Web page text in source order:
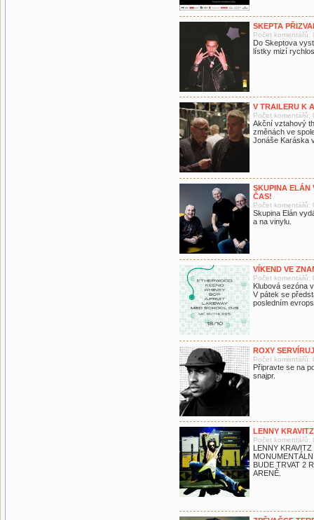
SKEPTA
Počet komentářů:
Do Skeptova
lístky mizí
V TRAILERU K
Počet komentářů:
Akční vztahový
změnách ve
Jonáše Karáska
SKUPINA ELÁN
ČAS!
Počet komentářů:
Skupina Elán
a na vinylu.
VÍKEND VE
Počet komentářů:
Klubová sezóna
V pátek se
posledním
ROXY
Počet komentářů:
Připravte se na
snajpr.
LENNY KRAVITZ
Počet komentářů:
LENNY
BUDE TRVAT 2
ARENĚ.